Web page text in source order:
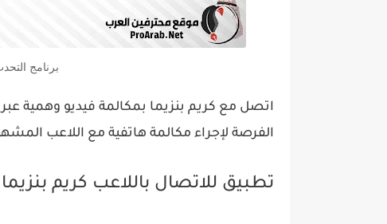
برنامج
اتصل مع كريم بنزيما بمكالمة فيديو وهمية
الفرصة لإجراء مكالمة هاتفية مع اللاعب
تطبيق للاتصال باللاعب كريم بنزيما